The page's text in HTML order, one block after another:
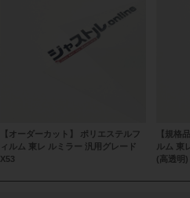
【オーダーカット】 ポリエステルフ
ィルム 東レ ルミラー 汎用グレード
X53
【規格
ルム 東
(高透明)